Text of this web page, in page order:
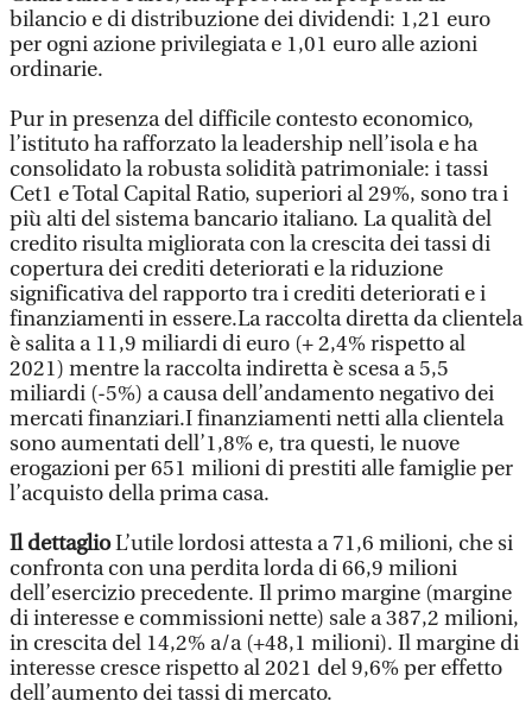
bilancio e di distribuzione dei dividendi: 1,21 euro
per ogni azione privilegiata e 1,01 euro alle azioni
ordinarie.
Pur in presenza del difficile contesto economico,
l’istituto ha rafforzato la leadership nell’isola e ha
consolidato la robusta solidità patrimoniale: i tassi
Cet1 e Total Capital Ratio, superiori al 29%, sono tra i
più alti del sistema bancario italiano. La qualità del
credito risulta migliorata con la crescita dei tassi di
copertura dei crediti deteriorati e la riduzione
significativa del rapporto tra i crediti deteriorati e i
finanziamenti in essere.La raccolta diretta da clientela
è salita a 11,9 miliardi di euro (+ 2,4% rispetto al
2021) mentre la raccolta indiretta è scesa a 5,5
miliardi (-5%) a causa dell’andamento negativo dei
mercati finanziari.I finanziamenti netti alla clientela
sono aumentati dell’1,8% e, tra questi, le nuove
erogazioni per 651 milioni di prestiti alle famiglie per
l’acquisto della prima casa.
Il dettaglioL’utile lordosi attesta a 71,6 milioni, che si
confronta con una perdita lorda di 66,9 milioni
dell’esercizio precedente. Il primo margine (margine
di interesse e commissioni nette) sale a 387,2 milioni,
in crescita del 14,2% a/a (+48,1 milioni). Il margine di
interesse cresce rispetto al 2021 del 9,6% per effetto
dell’aumento dei tassi di mercato.